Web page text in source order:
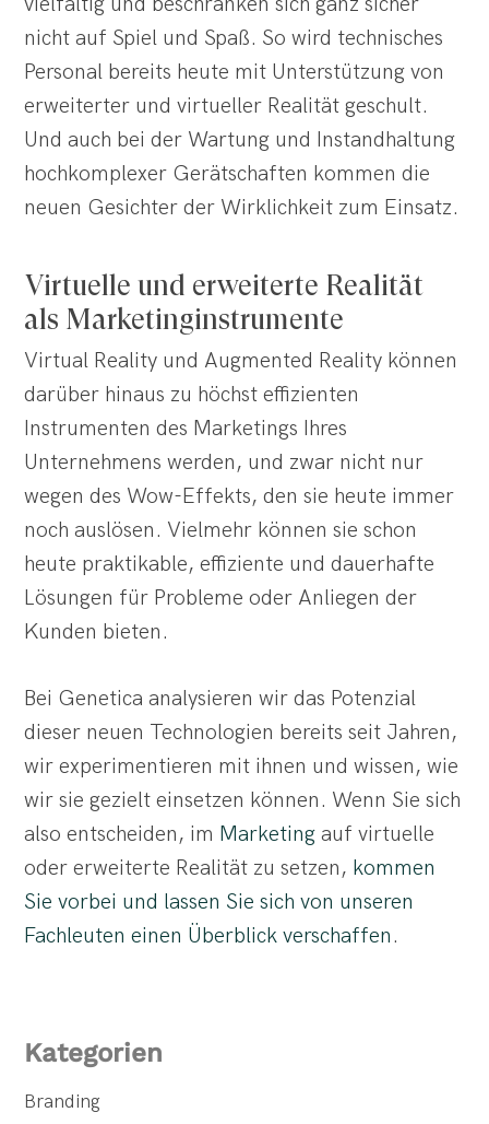
nicht auf Spiel und Spaß. So wird technisches
Personal bereits heute mit Unterstützung von
erweiterter und virtueller Realität geschult.
Und auch bei der Wartung und Instandhaltung
hochkomplexer Gerätschaften kommen die
neuen Gesichter der Wirklichkeit zum Einsatz.
Virtuelle und erweiterte Realität
als Marketinginstrumente
Virtual Reality und Augmented Reality können
darüber hinaus zu höchst effizienten
Instrumenten des Marketings Ihres
Unternehmens werden, und zwar nicht nur
wegen des Wow-Effekts, den sie heute immer
noch auslösen. Vielmehr können sie schon
heute praktikable, effiziente und dauerhafte
Lösungen für Probleme oder Anliegen der
Kunden bieten.
Bei Genetica analysieren wir das Potenzial
dieser neuen Technologien bereits seit Jahren,
wir experimentieren mit ihnen und wissen, wie
wir sie gezielt einsetzen können. Wenn Sie sich
also entscheiden, im Marketing auf virtuelle
oder erweiterte Realität zu setzen, kommen
Sie vorbei und lassen Sie sich von unseren
Fachleuten einen Überblick verschaffen.
Kategorien
Branding